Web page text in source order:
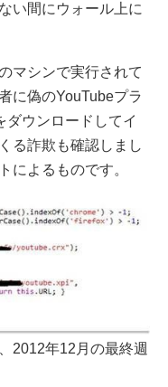
い間にウォール上に
マシンで実行されて
に偽のYouTubeプラ
ダウンロードしてイ
る詐欺も確認しまし
によるものです。
2012年12月の最終週